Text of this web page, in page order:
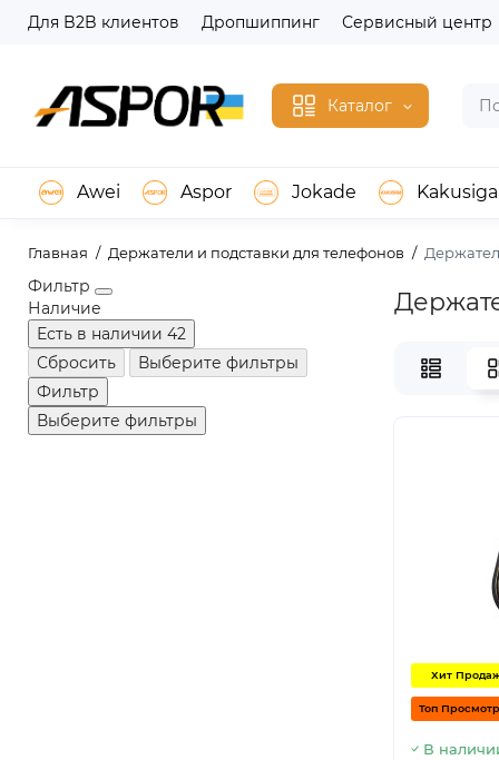
Для B2B клиентов Дропшиппинг Сервисный центр
Каталог
Awei Aspor Jokade Kakusiga
Главная Держатели и подставки для телефонов
Фильтр
Наличие
Есть в наличии 42
Сбросить
Выберите фильтры
Фильтр
Выберите фильтры
Хит
Топ
В